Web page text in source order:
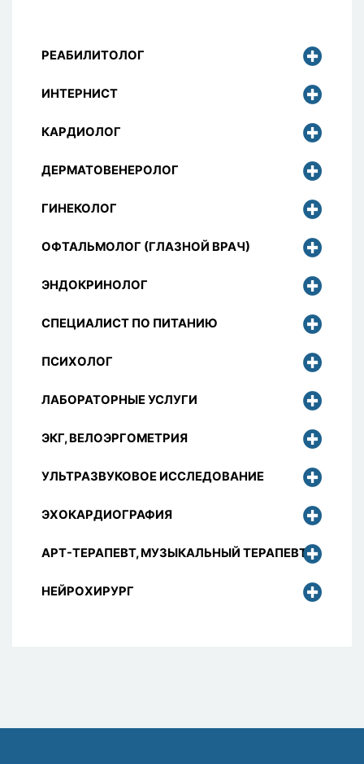
РЕАБИЛИТОЛОГ
ИНТЕРНИСТ
КАРДИОЛОГ
ДЕРМАТОВЕНЕРОЛОГ
ГИНЕКОЛОГ
ОФТАЛЬМОЛОГ (ГЛАЗНОЙ ВРАЧ)
ЭНДОКРИНОЛОГ
СПЕЦИАЛИСТ ПО ПИТАНИЮ
ПСИХОЛОГ
ЛАБОРАТОРНЫЕ УСЛУГИ
ЭКГ, ВЕЛОЭРГОМЕТРИЯ
УЛЬТРАЗВУКОВОЕ ИССЛЕДОВАНИЕ
ЭХОКАРДИОГРАФИЯ
АРТ-ТЕРАПЕВТ, МУЗЫКАЛЬНЫЙ ТЕРАПЕВТ
НЕЙРОХИРУРГ